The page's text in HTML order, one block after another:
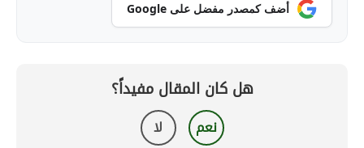
أضف كمصدر مفضل على Google
هل كان المقال مفيداً؟
نعم لا